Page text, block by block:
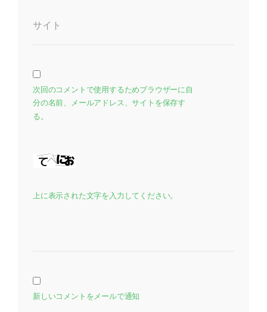
サイト
次回のコメントで使用するためブラウザーに自
分の名前、メールアドレス、サイトを保存す
る。
上に表示された文字を入力してください。
新しいコメントをメールで通知